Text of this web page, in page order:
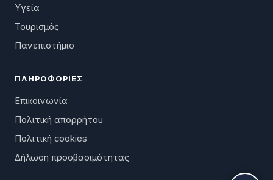
Υγεία
Τουρισμός
Πανεπιστήμιο
ΠΛΗΡΟΦΟΡΊΕΣ
Επικοινωνία
Πολιτική απορρήτου
Πολιτική cookies
Δήλωση προσβασιμότητας